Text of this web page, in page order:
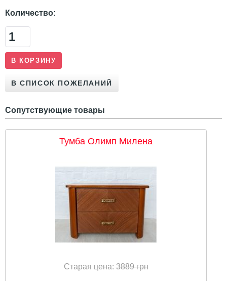
Количество:
Сопутствующие товары
Тумба Олимп Милена
Старая цена:3889 грн